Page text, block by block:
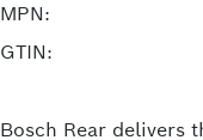
MPN:
GTIN:
Bosch Rear delivers